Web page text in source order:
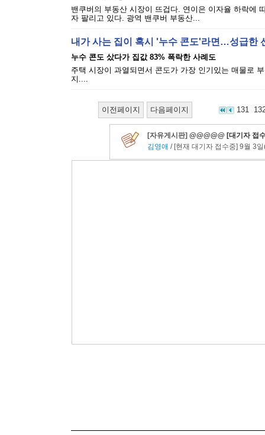
밴쿠버의 부동산 시장이 뜨겁다. 연이은 이자율 하락에
자 팔리고 있다. 광역 밴쿠버 부동산...
내가 사는 집이 혹시 '누수 콘도'라면…성급한
누수 콘도 샀다가 집값 83% 폭락한 사례도
주택 시장이 과열되면서 콘도가 가장 인기있는 매물로
지....
이전페이지 다음페이지 131